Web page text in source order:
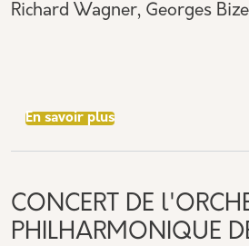
Richard Wagner, Georges
En savoir plussur RÉCITAL DU MIDI
CONCERT DE
PHILHARMONIQUE